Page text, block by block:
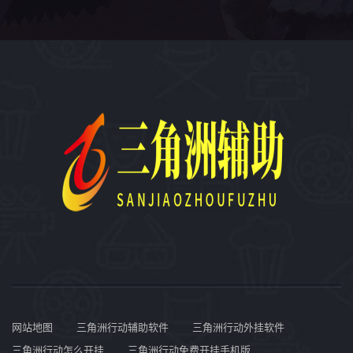
网站地图 三角洲行动辅助软件
三角洲行动外挂软件
三角洲行动怎么开挂
三角洲行动免费开挂手机版